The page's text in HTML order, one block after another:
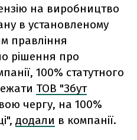
на виробництво
в установленому
правління
рішення про
100% статутного
ТОВ "Збут
чергу, на 100%
додали в компанії.